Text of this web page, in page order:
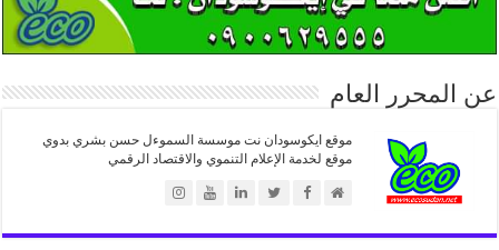
عن المحرر العام
موقع ايكوسودان نت موسسة السموءل حسن بشري بدوي
موقع لخدمة الإعلام التنموي والاقتصاد الرقمي